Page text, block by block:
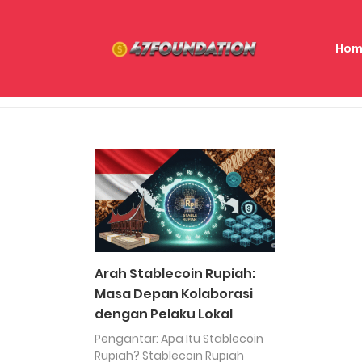
Arah Stablecoin Rupiah:
Masa Depan Kolaborasi
dengan Pelaku Lokal
Pengantar: Apa Itu Stablecoin
Rupiah? Stablecoin Rupiah